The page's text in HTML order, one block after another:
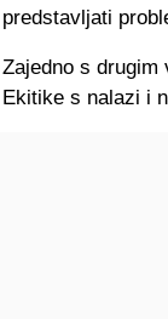
predstavljati
Zajedno s
Ekitike s nalazi i